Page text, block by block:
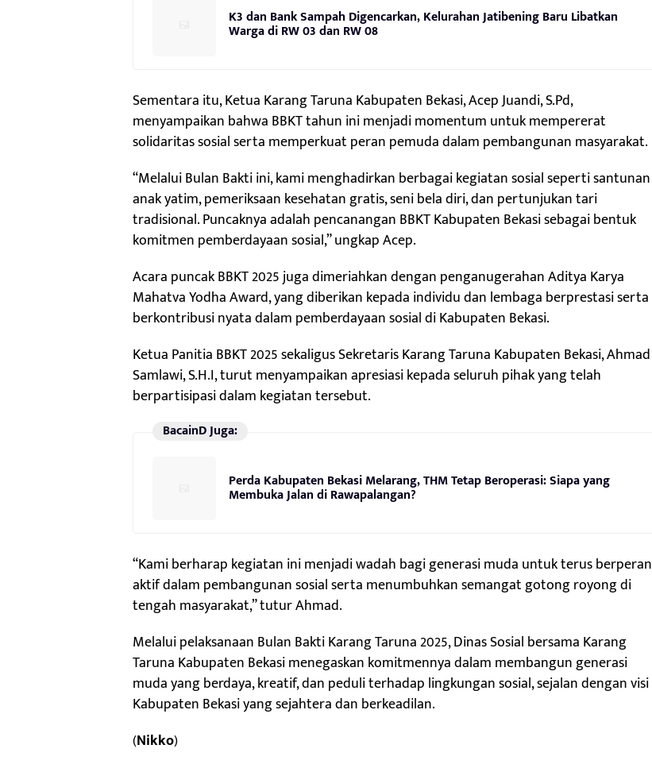
K3 dan Bank Sampah Digencarkan, Kelurahan Jatibening Baru Libatkan
Warga di RW 03 dan RW 08
Sementara itu, Ketua Karang Taruna Kabupaten Bekasi, Acep Juandi, S.Pd,
menyampaikan bahwa BBKT tahun ini menjadi momentum untuk mempererat
solidaritas sosial serta memperkuat peran pemuda dalam pembangunan masyarakat.
“Melalui Bulan Bakti ini, kami menghadirkan berbagai kegiatan sosial seperti santunan
anak yatim, pemeriksaan kesehatan gratis, seni bela diri, dan pertunjukan tari
tradisional. Puncaknya adalah pencanangan BBKT Kabupaten Bekasi sebagai bentuk
komitmen pemberdayaan sosial,” ungkap Acep.
Acara puncak BBKT 2025 juga dimeriahkan dengan penganugerahan Aditya Karya
Mahatva Yodha Award, yang diberikan kepada individu dan lembaga berprestasi serta
berkontribusi nyata dalam pemberdayaan sosial di Kabupaten Bekasi.
Ketua Panitia BBKT 2025 sekaligus Sekretaris Karang Taruna Kabupaten Bekasi, Ahmad
Samlawi, S.H.I, turut menyampaikan apresiasi kepada seluruh pihak yang telah
berpartisipasi dalam kegiatan tersebut.
BacainD Juga:
Perda Kabupaten Bekasi Melarang, THM Tetap Beroperasi: Siapa yang
Membuka Jalan di Rawapalangan?
“Kami berharap kegiatan ini menjadi wadah bagi generasi muda untuk terus berperan
aktif dalam pembangunan sosial serta menumbuhkan semangat gotong royong di
tengah masyarakat,” tutur Ahmad.
Melalui pelaksanaan Bulan Bakti Karang Taruna 2025, Dinas Sosial bersama Karang
Taruna Kabupaten Bekasi menegaskan komitmennya dalam membangun generasi
muda yang berdaya, kreatif, dan peduli terhadap lingkungan sosial, sejalan dengan visi
Kabupaten Bekasi yang sejahtera dan berkeadilan.
(Nikko)